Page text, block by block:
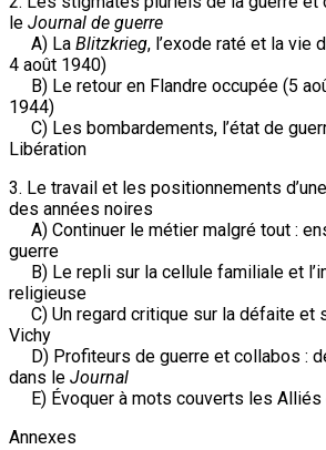
le Journal de guerre
A) La Blitzkrieg, l’exode raté et la vie
4 août 1940)
B) Le retour en Flandre occupée (5
1944)
C) Les bombardements, l’état de
Libération
3. Le travail et les positionnements
des années noires
A) Continuer le métier malgré tout :
guerre
B) Le repli sur la cellule familiale et
religieuse
C) Un regard critique sur la défaite et
Vichy
D) Profiteurs de guerre et collabos :
dans le Journal
E) Évoquer à mots couverts les Alliés
Annexes